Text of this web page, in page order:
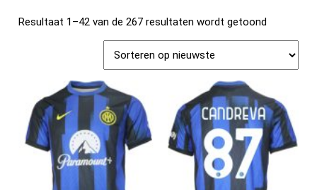
Resultaat 1–42 van de 267 resultaten wordt getoond